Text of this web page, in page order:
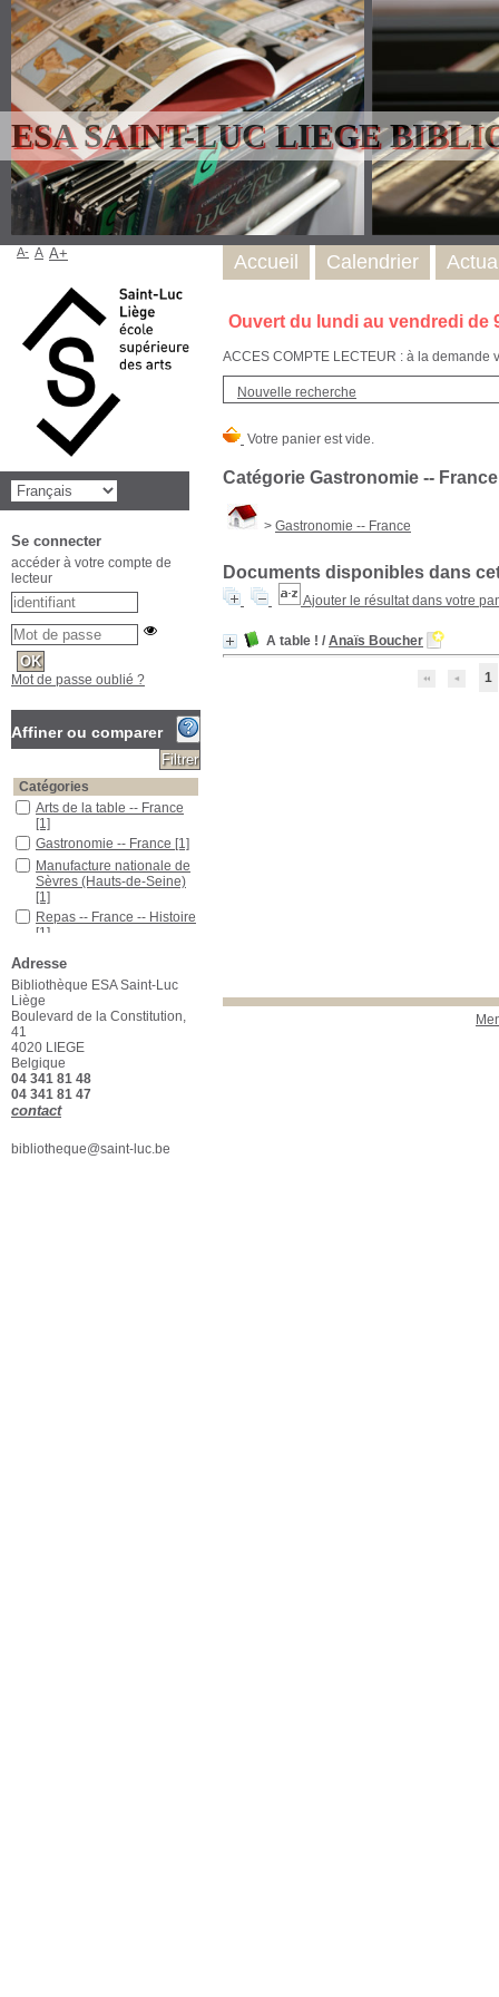
ESA SAINT-LUC LIEGE
Ouvert du lundi au vendredi de
ACCES COMPTE LECTEUR : à la
Nouvelle recherche
Catégorie Gastronomie -- France
> Gastronomie -- France
Documents disponibles dans
Ajouter le résultat dans votre
A table ! / Anaïs Boucher
1
Accueil Calendrier
A- A A+
Se connecter
accéder à votre compte de
lecteur
Mot de passe oublié ?
Affiner ou comparer
Catégories
Arts de la table -- France
[1]
Gastronomie -- France [1]
Manufacture nationale de
Sèvres (Hauts-de-Seine)
[1]
Repas -- France -- Histoire
[1]
Localisation
ESA Saint-Luc[1]
Section
Beaux-Arts - Biblio[1]
Adresse
Bibliothèque ESA Saint-Luc
Liège
Boulevard de la Constitution,
41
4020 LIEGE
Belgique
04 341 81 48
04 341 81 47
contact
bibliotheque@saint-luc.be